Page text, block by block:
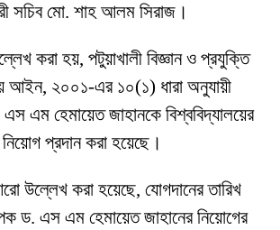
সচিব মো. শাহ আলম সিরাজ।
করা হয়, পটুয়াখালী বিজ্ঞান ও প্রযুক্তি
আইন, ২০০১-এর ১০(১) ধারা অনুযায়ী
এম হেমায়েত জাহানকে বিশ্ববিদ্যালয়ের
নিয়োগ প্রদান করা হয়েছে।
উল্লেখ করা হয়েছে, যোগদানের তারিখ
ড. এস এম হেমায়েত জাহানের নিয়োগের